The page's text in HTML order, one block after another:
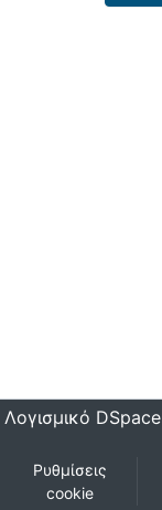
Λογισμικό DSpace
Ρυθμίσεις
cookie